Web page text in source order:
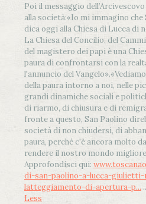
Poi il messaggio dell’Arcivescovo
alla società:«Io mi immagino che
dica oggi alla Chiesa di Lucca di
La Chiesa del Concilio, del
del magistero dei papi è una
paura di confrontarsi con la
l'annuncio del Vangelo».
della paura intorno a noi, nelle
grandi dinamiche sociali e
di riarmo, di chiusura e di
fronte a questo, San Paolino
società di non chiudersi, di
paura, perché c'è ancora molto
rendere il nostro mondo
Approfondisci qui:
di-san-paolino-a-lucca-
latteggiamento-di-apertura-p...
Less